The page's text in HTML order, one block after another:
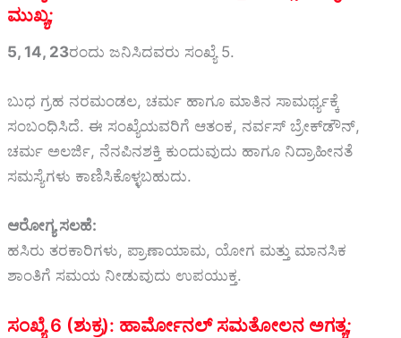
ಮುಖ್ಯ;
5, 14, 23ರಂದು ಜನಿಸಿದವರು ಸಂಖ್ಯೆ 5.
ಬುಧ ಗ್ರಹ ನರಮಂಡಲ, ಚರ್ಮ ಹಾಗೂ ಮಾತಿನ ಸಾಮರ್ಥ್ಯಕ್ಕೆ
ಸಂಬಂಧಿಸಿದೆ. ಈ ಸಂಖ್ಯೆಯವರಿಗೆ ಆತಂಕ, ನರ್ವಸ್ ಬ್ರೇಕ್‌ಡೌನ್,
ಚರ್ಮ ಅಲರ್ಜಿ, ನೆನಪಿನಶಕ್ತಿ ಕುಂದುವುದು ಹಾಗೂ ನಿದ್ರಾಹೀನತೆ
ಸಮಸ್ಯೆಗಳು ಕಾಣಿಸಿಕೊಳ್ಳಬಹುದು.
ಆರೋಗ್ಯ ಸಲಹೆ:
ಹಸಿರು ತರಕಾರಿಗಳು, ಪ್ರಾಣಾಯಾಮ, ಯೋಗ ಮತ್ತು ಮಾನಸಿಕ
ಶಾಂತಿಗೆ ಸಮಯ ನೀಡುವುದು ಉಪಯುಕ್ತ.
ಸಂಖ್ಯೆ 6 (ಶುಕ್ರ): ಹಾರ್ಮೋನಲ್ ಸಮತೋಲನ ಅಗತ್ಯ;